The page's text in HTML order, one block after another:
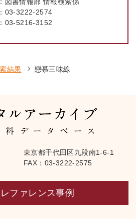
03-3222-2574
03-5216-3152
結果 戀慕三味線
東京都千代田区九段南1-6-1
FAX：03-3222-2575
ファレンス事例